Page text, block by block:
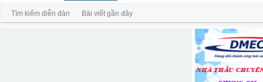
Tìm kiếm diễn đàn Bài viết gần đây